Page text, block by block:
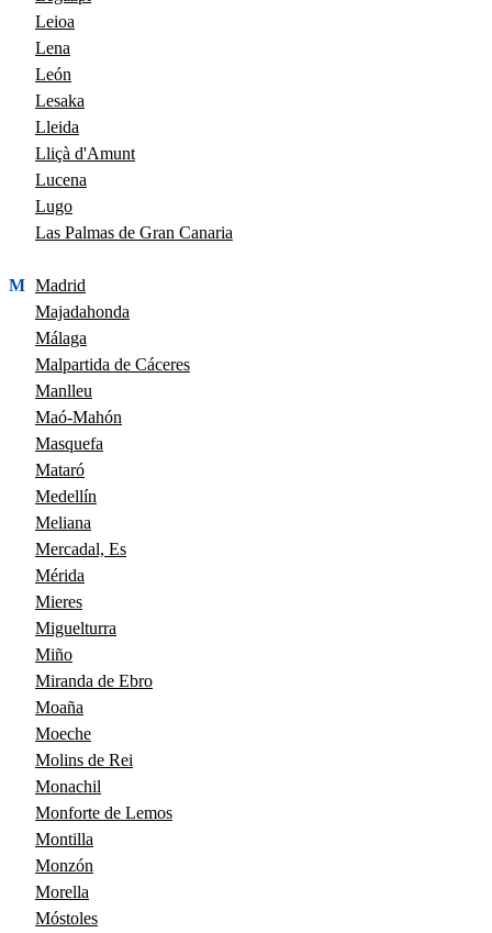
Leioa
Lena
León
Lesaka
Lleida
Lliçà d'Amunt
Lucena
Lugo
Las Palmas de Gran Canaria
M Madrid
Majadahonda
Málaga
Malpartida de Cáceres
Manlleu
Maó-Mahón
Masquefa
Mataró
Medellín
Meliana
Mercadal, Es
Mérida
Mieres
Miguelturra
Miño
Miranda de Ebro
Moaña
Moeche
Molins de Rei
Monachil
Monforte de Lemos
Montilla
Monzón
Morella
Móstoles